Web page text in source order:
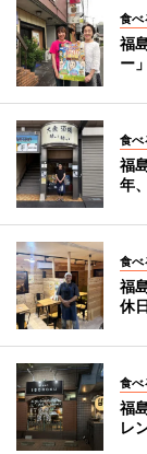
食べ
福
ー
食べ
福
年
食べ
福
休
食べ
福
レ